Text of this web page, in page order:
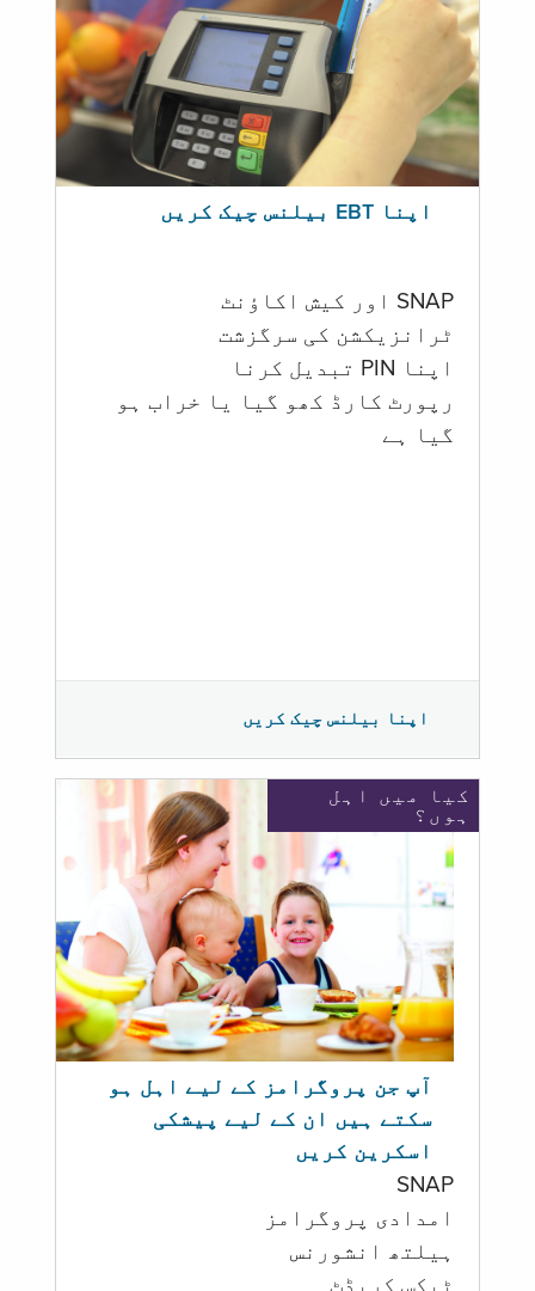
اپنا EBT بیلنس چیک کریں
SNAP اور کیش اکاؤنٹ
ٹرانزیکشن کی سرگزشت
اپنا PIN تبدیل کرنا
رپورٹ کارڈ کھو گیا یا خراب ہو
گيا ہے
اپنا بیلنس چیک کریں
کیا میں اہل
ہوں؟
آپ جن پروگرامز کے لیے اہل ہو
سکتے ہیں ان کے لیے پیشکی
اسکرین کریں
SNAP
امدادی پروگرامز
‏ہیلتھ انشورنس
ٹیکس کریڈٹ